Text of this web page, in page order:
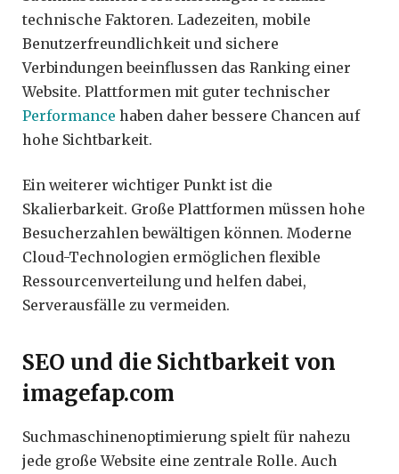
technische Faktoren. Ladezeiten, mobile
Benutzerfreundlichkeit und sichere
Verbindungen beeinflussen das Ranking einer
Website. Plattformen mit guter technischer
Performance haben daher bessere Chancen auf
hohe Sichtbarkeit.
Ein weiterer wichtiger Punkt ist die
Skalierbarkeit. Große Plattformen müssen hohe
Besucherzahlen bewältigen können. Moderne
Cloud-Technologien ermöglichen flexible
Ressourcenverteilung und helfen dabei,
Serverausfälle zu vermeiden.
SEO und die Sichtbarkeit von
imagefap.com
Suchmaschinenoptimierung spielt für nahezu
jede große Website eine zentrale Rolle. Auch